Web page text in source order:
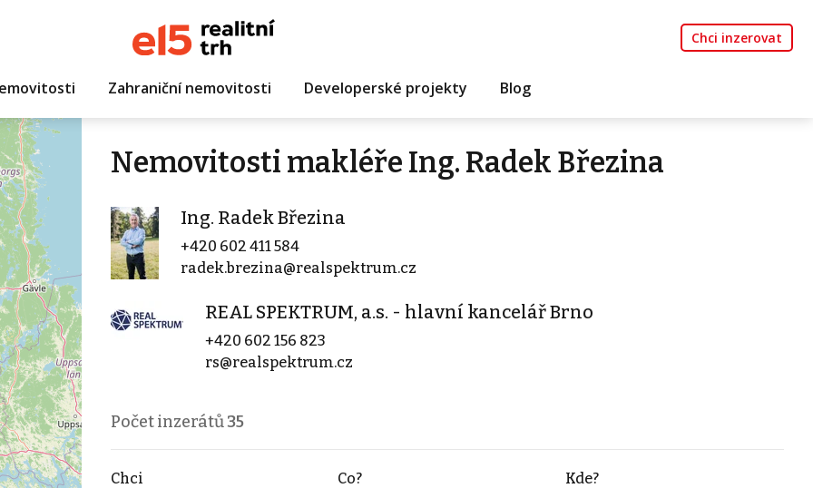
Chci inzerovat
Zahraniční nemovitosti Developerské projekty Blog
Nemovitosti makléře Ing. Radek Březina
Ing. Radek Březina
+420 602 411 584
radek.brezina@realspektrum.cz
REAL SPEKTRUM, a.s. - hlavní kancelář Brno
+420 602 156 823
rs@realspektrum.cz
Počet inzerátů35
Chci Co? Kde?